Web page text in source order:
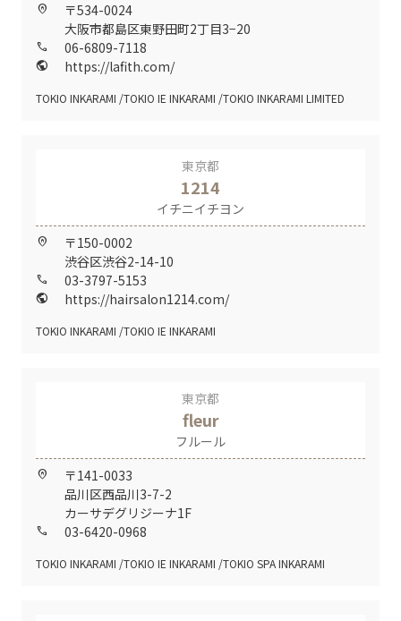
home_pin
〒534-0024
大阪市都島区東野田町2丁目3−20
call 06-6809-7118
public https://lafith.com/
TOKIO INKARAMI TOKIO IE INKARAMI TOKIO INKARAMI LIMITED
東京都
1214
イチニイチヨン
home_pin
〒150-0002
渋谷区渋谷2-14-10
call 03-3797-5153
public https://hairsalon1214.com/
TOKIO INKARAMI TOKIO IE INKARAMI
東京都
fleur
フルール
home_pin
〒141-0033
品川区西品川3-7-2
カーサデグリジーナ1F
call 03-6420-0968
TOKIO INKARAMI TOKIO IE INKARAMI TOKIO SPA INKARAMI